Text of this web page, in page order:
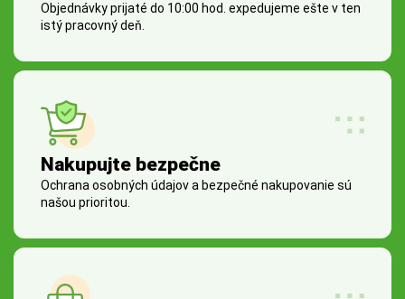
Objednávky prijaté do 10:00 hod. expedujeme ešte v ten
istý pracovný deň.
Nakupujte bezpečne
Ochrana osobných údajov a bezpečné nakupovanie sú
našou prioritou.